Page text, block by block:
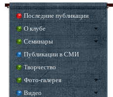
Последние публикации
О клубе
Семинары
Публикации в СМИ
Творчество
Фото-галерея
Видео